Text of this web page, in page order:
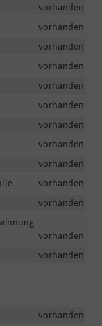
vorhanden
vorhanden
vorhanden
vorhanden
vorhanden
vorhanden
vorhanden
vorhanden
vorhanden
vorhanden
vorhanden
vorhanden
vorhanden
vorhanden